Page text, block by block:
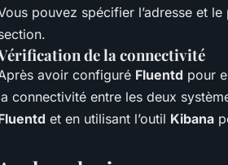
pouvez spécifier l’adresse et
de la connectivité
avoir configuré Fluentd pour
connectivité entre les deux
et en utilisant l’outil Kibana